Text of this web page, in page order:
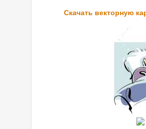
Скачать векторную